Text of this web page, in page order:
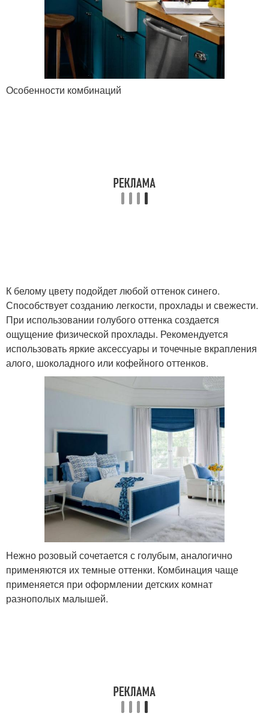
Особенности комбинаций
К белому цвету подойдет любой оттенок синего.
Способствует созданию легкости, прохлады и свежести.
При использовании голубого оттенка создается
ощущение физической прохлады. Рекомендуется
использовать яркие аксессуары и точечные вкрапления
алого, шоколадного или кофейного оттенков.
Нежно розовый сочетается с голубым, аналогично
применяются их темные оттенки. Комбинация чаще
применяется при оформлении детских комнат
разнополых малышей.